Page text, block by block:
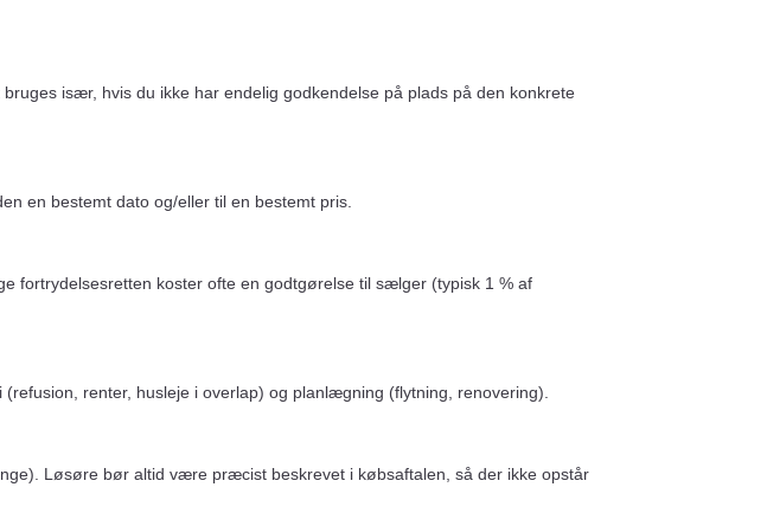
især, hvis du ikke har endelig godkendelse på plads på den konkrete
en bestemt dato og/eller til en bestemt pris.
fortrydelsesretten koster ofte en godtgørelse til sælger (typisk 1 % af
renter, husleje i overlap) og planlægning (flytning, renovering).
Løsøre bør altid være præcist beskrevet i købsaftalen, så der ikke opstår